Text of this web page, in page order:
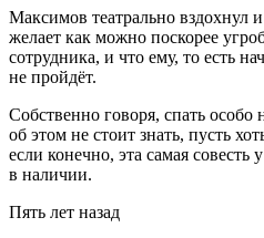
Максимов театрально вздохнул и
желает как можно поскорее
сотрудника, и что ему, то есть
не пройдёт.
Собственно говоря, спать особо
об этом не стоит знать, пусть
если конечно, эта самая совесть
в наличии.
Пять лет назад